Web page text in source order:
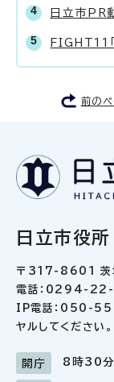
日立市PR
FIGHT11「
前の
日立市役所
〒317-8601 茨
電話：0294-22-
IP電話：050-
ヤルしてください。
開庁 8時30